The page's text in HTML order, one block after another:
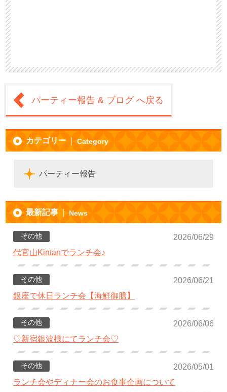
パーティー報告 & ブログ へ戻る
カテゴリー Category
パーティー報告
最新記事 News
その他
2026/06/29
代官山Kintanでランチ会♪
その他
2026/06/21
銀座で休日ランチ会【海鮮御膳】
その他
2026/06/06
♡新宿銀波様にてランチ会♡
その他
2026/05/01
ランチ会やディナー会のお食事企画について